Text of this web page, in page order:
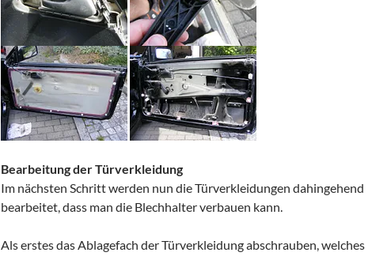
Bearbeitung der Türverkleidung
Im nächsten Schritt werden nun die Türverkleidungen dahingehend
bearbeitet, dass man die Blechhalter verbauen kann.
Als erstes das Ablagefach der Türverkleidung abschrauben, welches